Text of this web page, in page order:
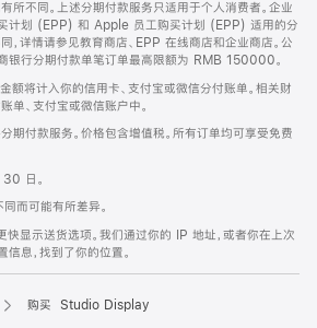
所不同。上述分期付款服务只适用于个人消费者。企业
买计划 (EPP) 和 Apple 员工购买计划 (EPP) 适用的分
，详情请参见教育商店、EPP 在线商店和企业商店。公
银行分期付款单笔订单最高限额为 RMB 150000。
额将计入你的信用卡、支付宝或微信分付账单。相关财
单、支付宝或微信账户中。
期付款服务。价格包含增值税。所有订单均可享受免费
日。
而可能有所差异。
快显示送货选项。我们通过你的 IP 地址，或者你在上次
息，找到了你的位置。
购买 Studio Display